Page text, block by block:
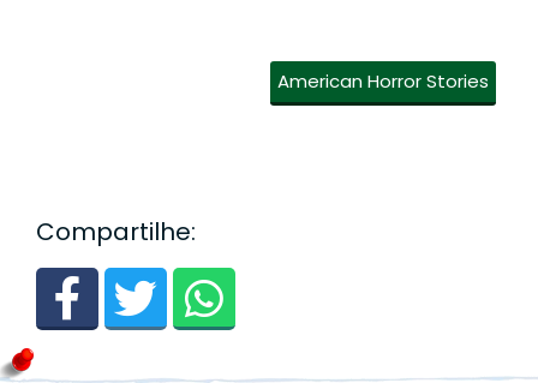
American Horror Stories
Compartilhe: